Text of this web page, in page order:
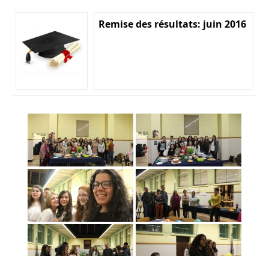
Remise des résultats: juin 2016